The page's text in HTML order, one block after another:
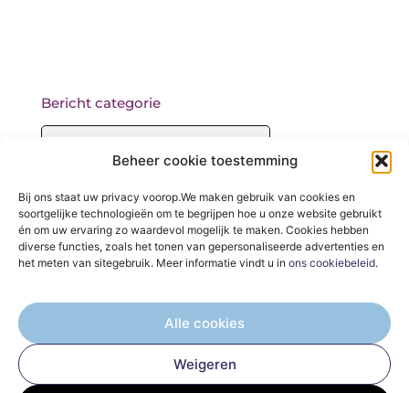
Beheer cookie toestemming
Bij ons staat uw privacy voorop.We maken gebruik van cookies en
soortgelijke technologieën om te begrijpen hoe u onze website gebruikt
én om uw ervaring zo waardevol mogelijk te maken. Cookies hebben
diverse functies, zoals het tonen van gepersonaliseerde advertenties en
het meten van sitegebruik. Meer informatie vindt u in ons cookiebeleid.
Alle cookies
Weigeren
De Verzamelplaats voor Blogs en Inzichten
— Ontdek inspirerende verhalen, praktische tips en waardevolle
Onze informatie
Bericht categorie